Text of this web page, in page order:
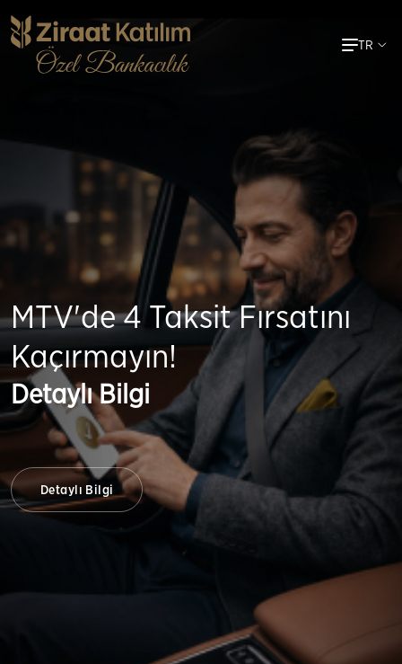
Ana
içeriğe
TR
MTV'de 4 Taksit Fırsatını
Kaçırmayın!
Detaylı Bilgi
Detaylı Bilgi